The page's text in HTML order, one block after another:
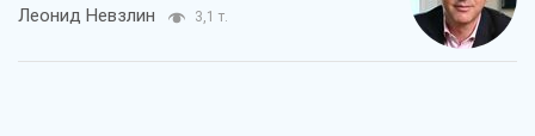
Леонид Невзлин 3,1 т.